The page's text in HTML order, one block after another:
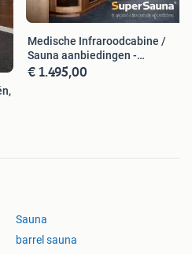
Medische Infraroodcabine /
Sauna aanbiedingen -
SuperSauna
€ 1.495,00
Sauna
barrel sauna